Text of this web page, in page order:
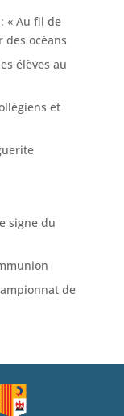
« Au fil de
des océans
élèves au
et
signe du
de